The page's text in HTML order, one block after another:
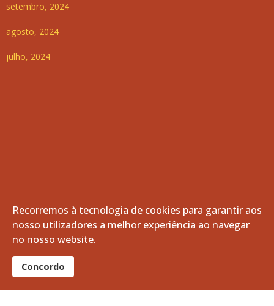
setembro, 2024
agosto, 2024
julho, 2024
© 2026 Freguesia de Vila de Frades. Todos os direitos
reservados.
Recorremos à tecnologia de cookies para garantir aos
nosso utilizadores a melhor experiência ao navegar
no nosso website.
Concordo